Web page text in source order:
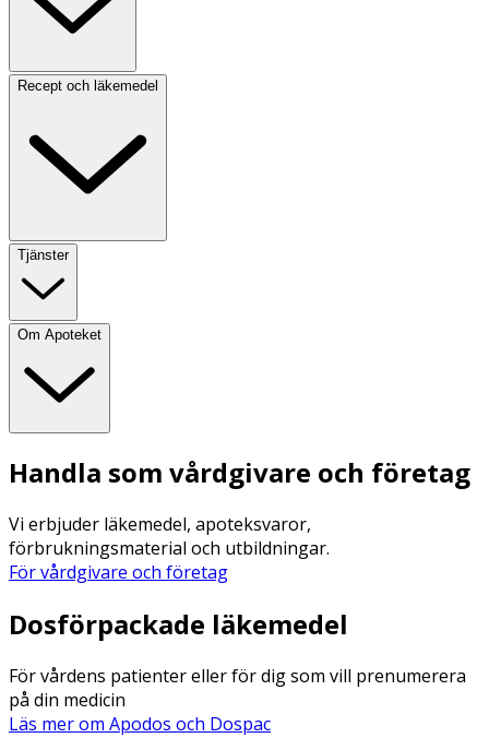
Recept och läkemedel
Tjänster
Om Apoteket
Handla som vårdgivare och företag
Vi erbjuder läkemedel, apoteksvaror,
förbrukningsmaterial och utbildningar.
För vårdgivare och företag
Dosförpackade läkemedel
För vårdens patienter eller för dig som vill prenumerera
på din medicin
Läs mer om Apodos och Dospac